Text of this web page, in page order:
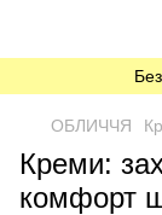
ОБЛИЧЧЯ
Креми:
комфорт